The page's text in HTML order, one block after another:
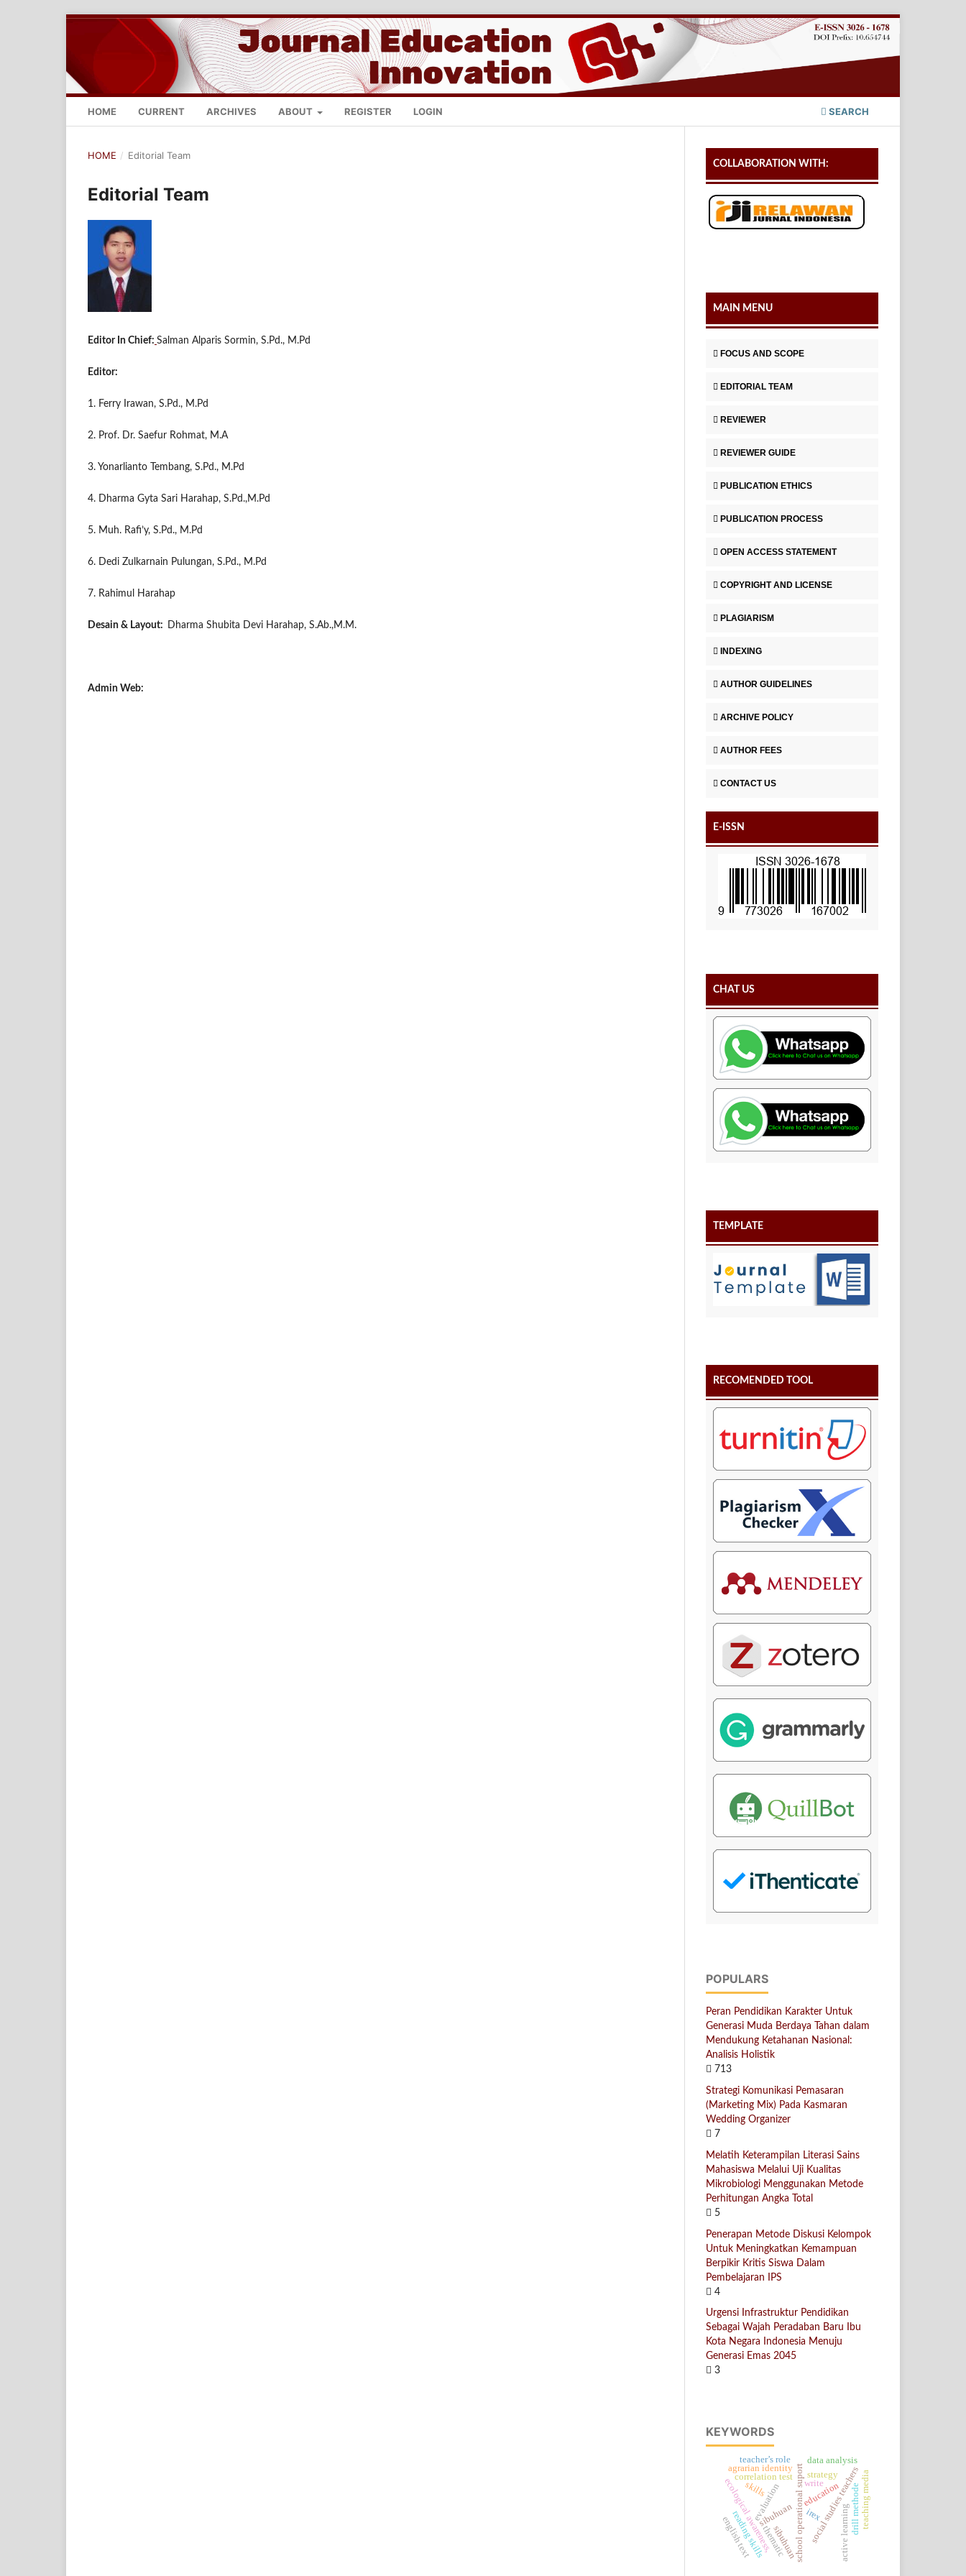
HOME CURRENT ARCHIVES ABOUT REGISTER LOGIN SEARCH
HOME / Editorial Team
Editorial Team
Editor In Chief: Salman Alparis Sormin, S.Pd., M.Pd
Editor:
1. Ferry Irawan, S.Pd., M.Pd
2. Prof. Dr. Saefur Rohmat, M.A
3. Yonarlianto Tembang, S.Pd., M.Pd
4. Dharma Gyta Sari Harahap, S.Pd.,M.Pd
5. Muh. Rafi’y, S.Pd., M.Pd
6. Dedi Zulkarnain Pulungan, S.Pd., M.Pd
7. Rahimul Harahap
Desain & Layout: Dharma Shubita Devi Harahap, S.Ab.,M.M.
Admin Web:
COLLABORATION WITH:
MAIN MENU
FOCUS AND SCOPE
EDITORIAL TEAM
REVIEWER
REVIEWER GUIDE
PUBLICATION ETHICS
PUBLICATION PROCESS
OPEN ACCESS STATEMENT
COPYRIGHT AND LICENSE
PLAGIARISM
INDEXING
AUTHOR GUIDELINES
ARCHIVE POLICY
AUTHOR FEES
CONTACT US
E-ISSN
CHAT US
TEMPLATE
RECOMENDED TOOL
POPULARS
Peran Pendidikan Karakter Untuk
Generasi Muda Berdaya Tahan dalam
Mendukung Ketahanan Nasional:
Analisis Holistik
713
Strategi Komunikasi Pemasaran
(Marketing Mix) Pada Kasmaran
Wedding Organizer
7
Melatih Keterampilan Literasi Sains
Mahasiswa Melalui Uji Kualitas
Mikrobiologi Menggunakan Metode
Perhitungan Angka Total
5
Penerapan Metode Diskusi Kelompok
Untuk Meningkatkan Kemampuan
Berpikir Kritis Siswa Dalam
Pembelajaran IPS
4
Urgensi Infrastruktur Pendidikan
Sebagai Wajah Peradaban Baru Ibu
Kota Negara Indonesia Menuju
Generasi Emas 2045
3
KEYWORDS
evaluation school operational suporteducation
ecological awareness,
agrarian identity social studies teachers
correlation test
data analysis
active learning
sibuhuan
reading skillssibuhuan
drill methode
teacher’s role
thematic
strategy
irex
skills write teaching media
english text